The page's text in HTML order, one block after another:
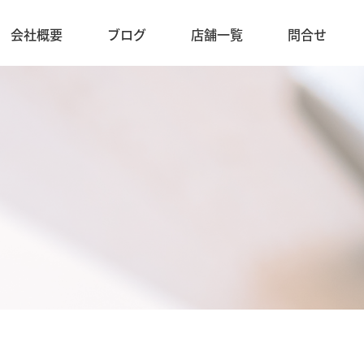
会社概要 ブログ 店舗一覧 問合せ